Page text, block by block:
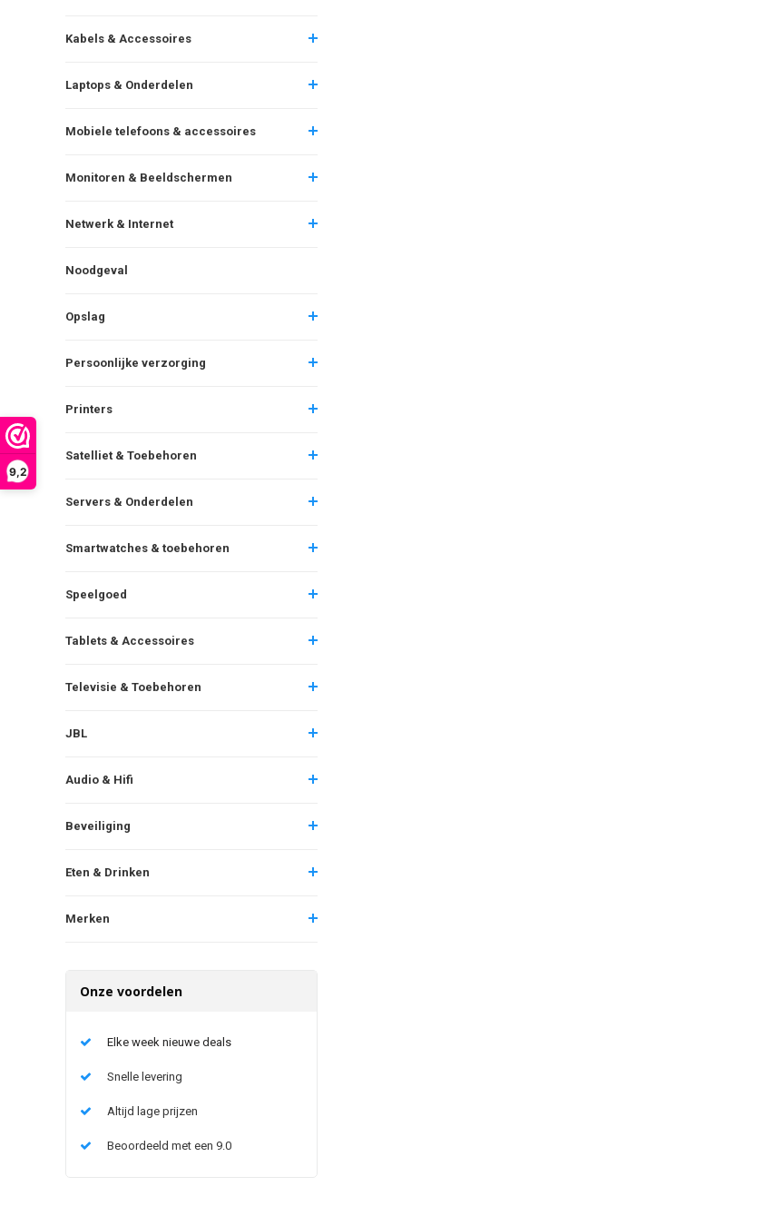
9,2
Kabels & Accessoires
Laptops & Onderdelen
Mobiele telefoons & accessoires
Monitoren & Beeldschermen
Netwerk & Internet
Noodgeval
Opslag
Persoonlijke verzorging
Printers
Satelliet & Toebehoren
Servers & Onderdelen
Smartwatches & toebehoren
Speelgoed
Tablets & Accessoires
Televisie & Toebehoren
JBL
Audio & Hifi
Beveiliging
Eten & Drinken
Merken
Onze voordelen
Elke week nieuwe deals
Snelle levering
Altijd lage prijzen
Beoordeeld met een 9.0